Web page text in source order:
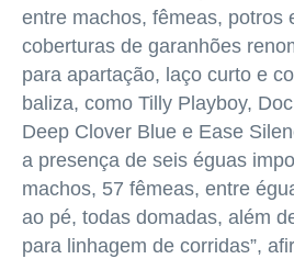
entre machos, fêmeas, potros
coberturas de garanhões
para apartação, laço curto e
baliza, como Tilly Playboy,
Deep Clover Blue e Ease
a presença de seis éguas
machos, 57 fêmeas, entre
ao pé, todas domadas, além
para linhagem de corridas”,